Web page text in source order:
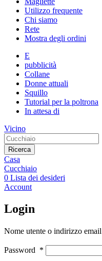
Utilizzo frequente
Chi siamo
Rete
Mostra degli ordini
E
pubblicità
Collane
Donne attuali
Squillo
Tutorial per la poltrona
In attesa di
Vicino
Ricerca
Casa
Cucchiaio
0 Lista dei desideri
Account
Login
Nome utente o indirizzo email
Password *